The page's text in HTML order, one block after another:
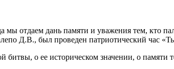
мы отдаем дань памяти и уважения тем,
Д.В., был проведен патриотический час
о ее историческом значении, о памяти